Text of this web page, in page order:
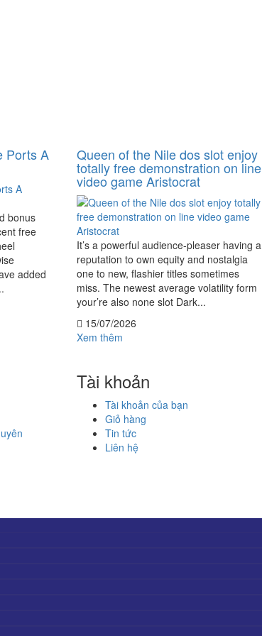
Ports A
bonus
free
added
Queen of the Nile dos slot enjoy
totally free demonstration on line
video game Aristocrat
It’s a powerful audience-pleaser having a
reputation to own equity and nostalgia
one to new, flashier titles sometimes
miss. The newest average volatility form
your’re also none slot Dark...
15/07/2026
Xem thêm
Tài khoản
Tài khoản của bạn
Giỏ hàng
Tin tức
Liên hệ